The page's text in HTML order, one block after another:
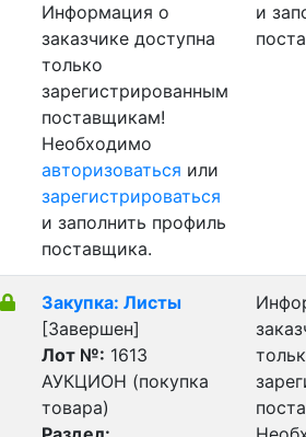
Информация о
заказчике доступна
только
зарегистрированным
поставщикам!
Необходимо
авторизоваться или
зарегистрироваться
и заполнить профиль
поставщика.
и
Закупка: Листы
[Завершен]
Лот №: 1613
АУКЦИОН (покупка
товара)